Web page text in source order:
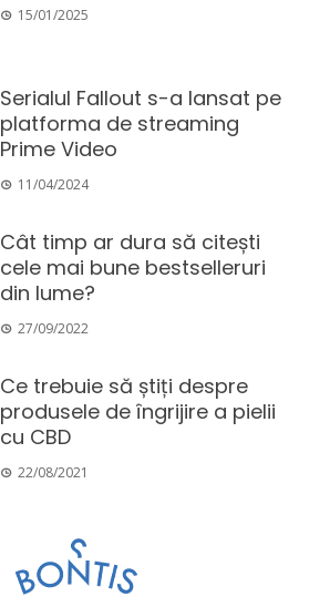
15/01/2025
Serialul Fallout s-a lansat pe
platforma de streaming
Prime Video
11/04/2024
Cât timp ar dura să citești
cele mai bune bestselleruri
din lume?
27/09/2022
Ce trebuie să știți despre
produsele de îngrijire a pielii
cu CBD
22/08/2021